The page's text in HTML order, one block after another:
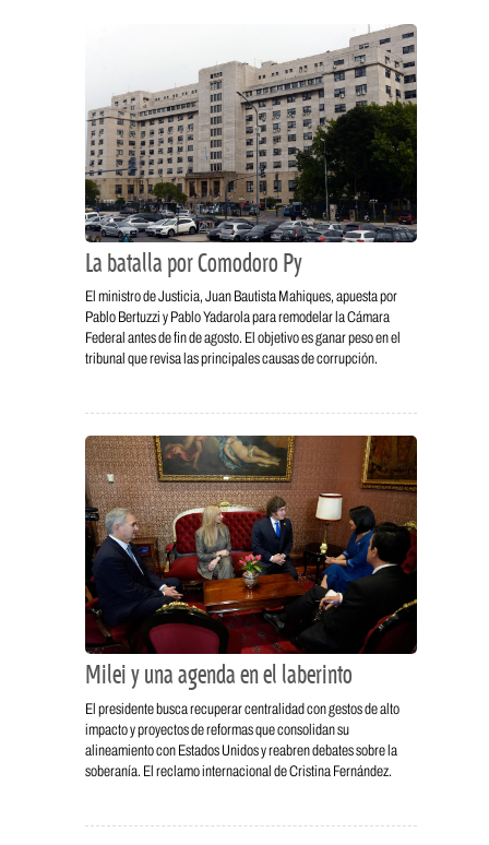
La batalla por Comodoro Py
El ministro de Justicia, Juan Bautista Mahiques, apuesta por
Pablo Bertuzzi y Pablo Yadarola para remodelar la Cámara
Federal antes de fin de agosto. El objetivo es ganar peso en el
tribunal que revisa las principales causas de corrupción.
Milei y una agenda en el laberinto
El presidente busca recuperar centralidad con gestos de alto
impacto y proyectos de reformas que consolidan su
alineamiento con Estados Unidos y reabren debates sobre la
soberanía. El reclamo internacional de Cristina Fernández.